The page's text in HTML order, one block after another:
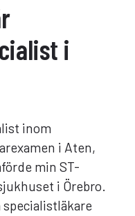
i
inom
i Aten,
min ST-
i Örebro.